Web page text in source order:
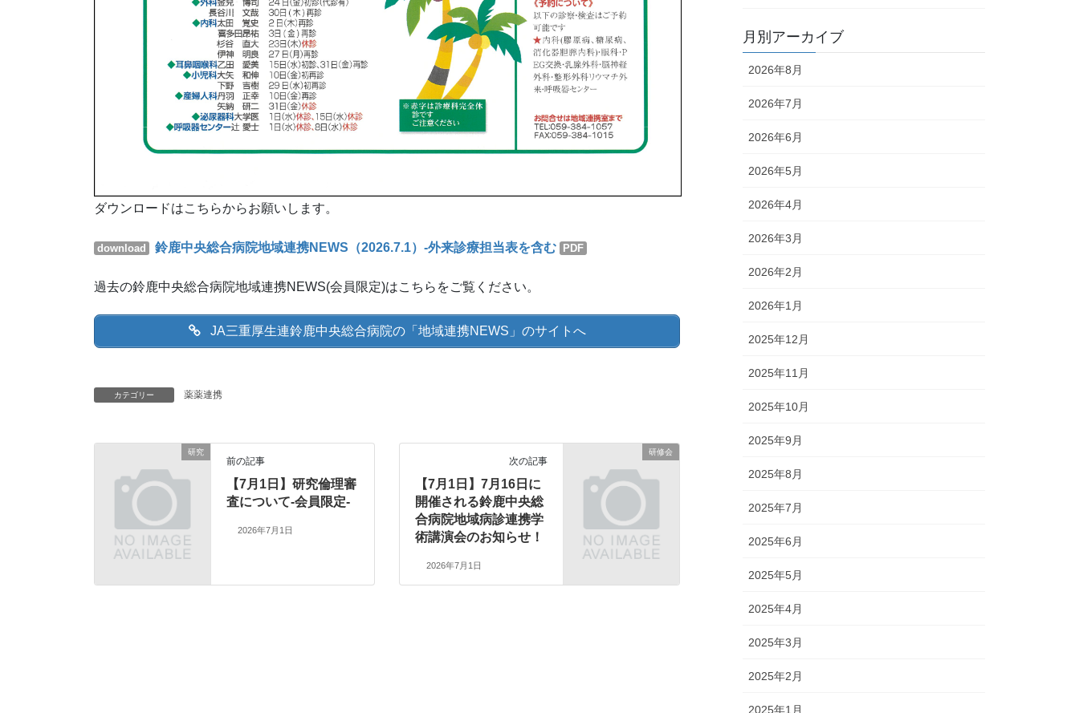
ダウンロードはこちらからお願いします。
download 鈴鹿中央総合病院地域連携NEWS（2026.7.1）-外来診療担当表を含む PDF
過去の鈴鹿中央総合病院地域連携NEWS(会員限定)はこちらをご覧ください。
JA三重厚生連鈴鹿中央総合病院の「地域連携NEWS」のサイトへ
カテゴリー 薬薬連携
研究
前の記事
【7月1日】研究倫理審
査について-会員限定-
2026年7月1日
研修会
次の記事
【7月1日】7月16日に
開催される鈴鹿中央総
合病院地域病診連携学
術講演会のお知らせ！
2026年7月1日
月別アーカイブ
2026年8月
2026年7月
2026年6月
2026年5月
2026年4月
2026年3月
2026年2月
2026年1月
2025年12月
2025年11月
2025年10月
2025年9月
2025年8月
2025年7月
2025年6月
2025年5月
2025年4月
2025年3月
2025年2月
2025年1月